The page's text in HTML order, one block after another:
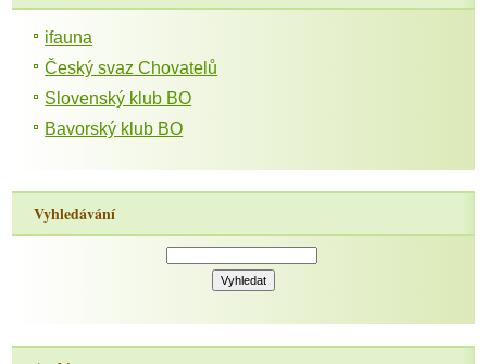
ifauna
Český svaz Chovatelů
Slovenský klub BO
Bavorský klub BO
Vyhledávání